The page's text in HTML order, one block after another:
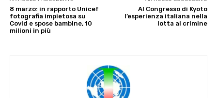
8 marzo: in rapporto Unicef
fotografia impietosa su
Covid e spose bambine, 10
milioni in più
Al Congresso di Kyoto
l’esperienza italiana nella
lotta al crimine